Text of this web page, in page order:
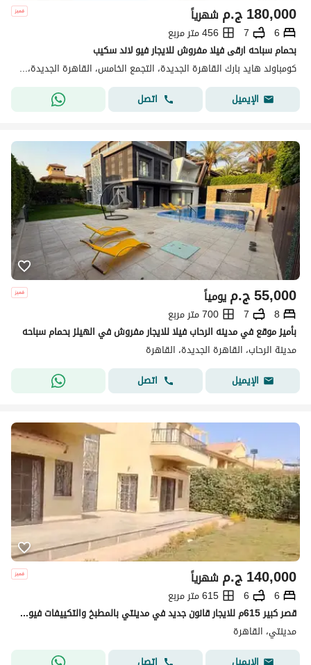
ج.م180,000 شهرياً
6
7
456 متر مربع
بحمام سباحه ارقى فيلا مفروش للايجار فيو لاند سكيب
كومباوند هايد بارك القاهرة الجديدة، التجمع الخامس، القاهرة الجديدة، القاهرة
الإيميل
اتصل
ج.م55,000 يومياً
8
7
700 متر مربع
بأميز موقع في مدينه الرحاب فيلا للايجار مفروش في الهيلز بحمام سباحه
مدينة الرحاب، القاهرة الجديدة، القاهرة
الإيميل
اتصل
ج.م140,000 شهرياً
6
6
615 متر مربع
قصر كبير 615م للايجار قانون جديد في مدينتي بالمطبخ والتكييفات فيو مفتوح موقع مميز جدا
مدينتي، القاهرة